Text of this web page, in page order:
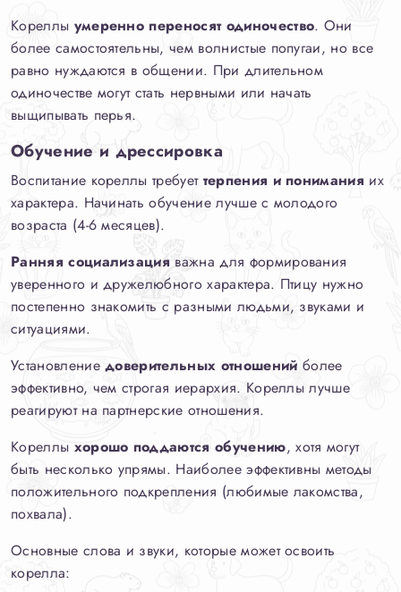
Кореллы умеренно переносят одиночество. Они
более самостоятельны, чем волнистые попугаи, но все
равно нуждаются в общении. При длительном
одиночестве могут стать нервными или начать
выщипывать перья.
Обучение и дрессировка
Воспитание кореллы требует терпения и понимания их
характера. Начинать обучение лучше с молодого
возраста (4-6 месяцев).
Ранняя социализация важна для формирования
уверенного и дружелюбного характера. Птицу нужно
постепенно знакомить с разными людьми, звуками и
ситуациями.
Установлениедоверительных отношений более
эффективно, чем строгая иерархия. Кореллы лучше
реагируют на партнерские отношения.
Кореллы хорошо поддаются обучению, хотя могут
быть несколько упрямы. Наиболее эффективны методы
положительного подкрепления (любимые лакомства,
похвала).
Основные слова и звуки, которые может освоить
корелла: